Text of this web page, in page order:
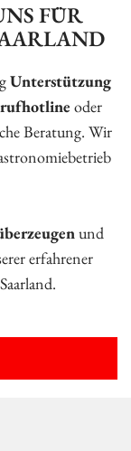
FÜR
Unterstützung
oder
Beratung. Wir
und
erfahrener